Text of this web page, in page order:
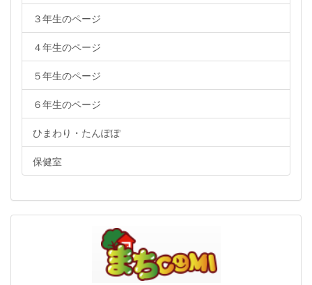
３年生のページ
４年生のページ
５年生のページ
６年生のページ
ひまわり・たんぽぽ
保健室